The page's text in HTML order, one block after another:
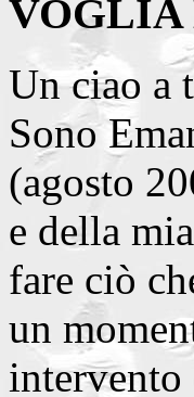
VOGLIA
Un ciao a
Sono
(agosto
e della
fare ciò
un
intervento